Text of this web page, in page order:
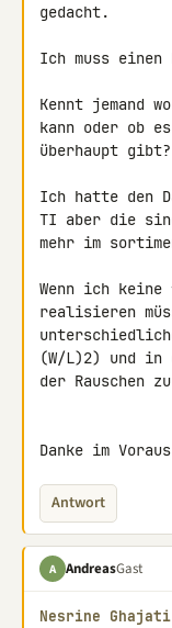
gedacht.
Ich muss einen
Kennt jemand
kann oder ob
überhaupt gibt?
Ich hatte den
TI aber die
mehr im
Wenn ich
realisieren
(W/L)2) und in
der Rauschen
Danke im
Antwort
A AndreasGast
Nesrine